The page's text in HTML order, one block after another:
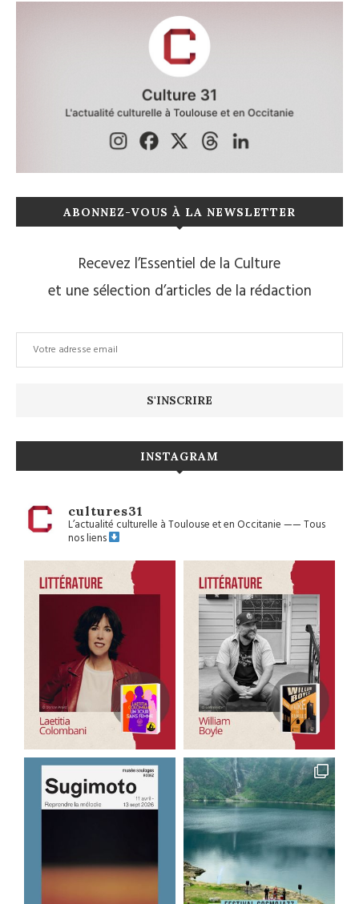
ABONNEZ-VOUS À LA NEWSLETTER
Recevez l’Essentiel de la Culture
et une sélection d’articles de la rédaction
INSTAGRAM
cultures31
L’actualité culturelle à Toulouse et en Occitanie——Tous
nos liens